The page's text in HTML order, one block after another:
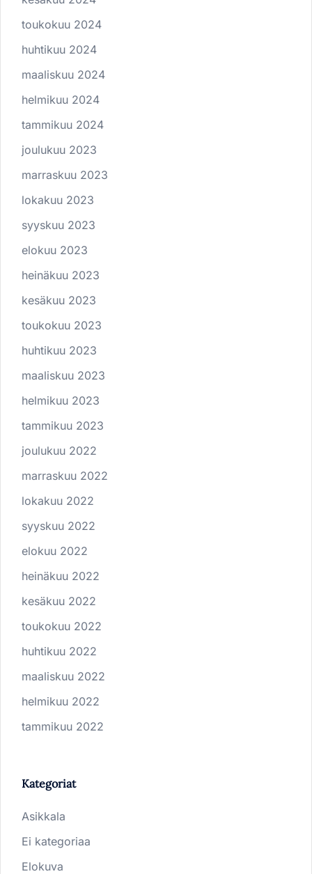
toukokuu 2024
huhtikuu 2024
maaliskuu 2024
helmikuu 2024
tammikuu 2024
joulukuu 2023
marraskuu 2023
lokakuu 2023
syyskuu 2023
elokuu 2023
heinäkuu 2023
kesäkuu 2023
toukokuu 2023
huhtikuu 2023
maaliskuu 2023
helmikuu 2023
tammikuu 2023
joulukuu 2022
marraskuu 2022
lokakuu 2022
syyskuu 2022
elokuu 2022
heinäkuu 2022
kesäkuu 2022
toukokuu 2022
huhtikuu 2022
maaliskuu 2022
helmikuu 2022
tammikuu 2022
Kategoriat
Asikkala
Ei kategoriaa
Elokuva